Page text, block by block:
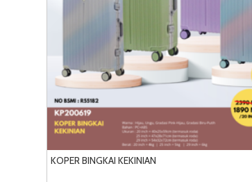
KOPER BINGKAI KEKINIAN